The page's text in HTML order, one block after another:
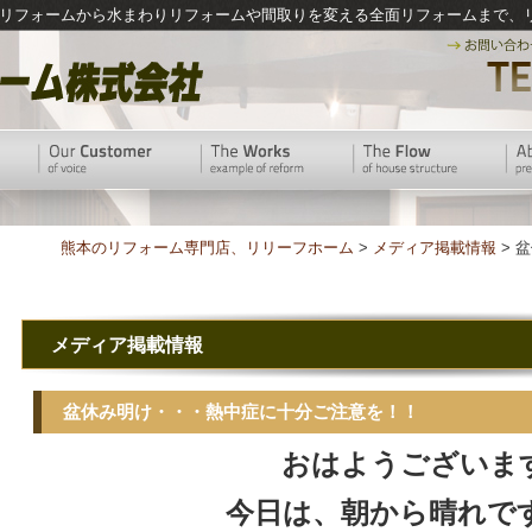
フォームから水まわりリフォームや間取りを変える全面リフォームまで
熊本のリフォーム専門店、リリーフホーム > メディア掲載情報 >
メディア掲載情報
盆休み明け・・・熱中症に十分ご注意を！！
おはようございま
今日は、朝から晴れで